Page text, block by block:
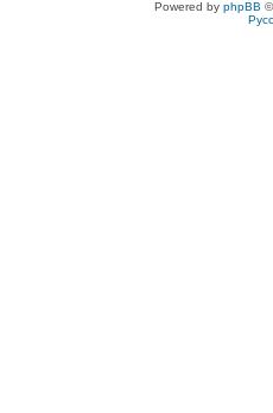
Powered by phpBB